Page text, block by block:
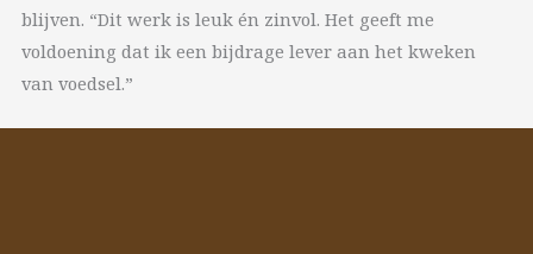
blijven. “Dit werk is leuk én zinvol. Het geeft me
voldoening dat ik een bijdrage lever aan het kweken
van voedsel.”